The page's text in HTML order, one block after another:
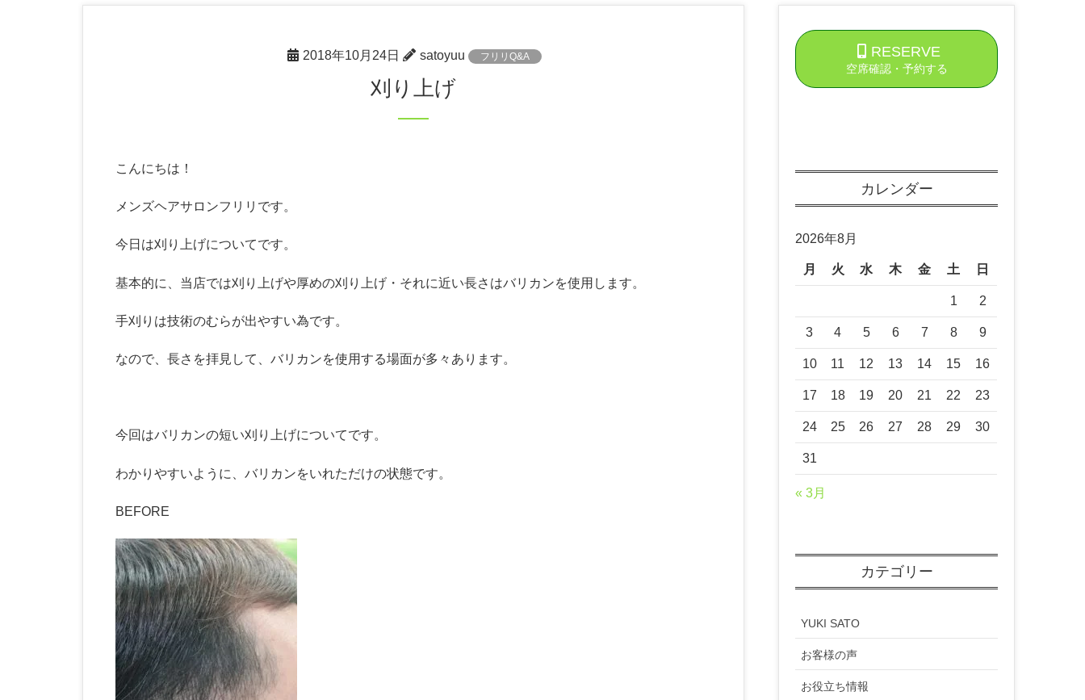
2018年10月24日 satoyuu フリリQ&A
刈り上げ
こんにちは！
メンズヘアサロンフリリです。
今日は刈り上げについてです。
基本的に、当店では刈り上げや厚めの刈り上げ・それに近い長さはバリカンを使用します。
手刈りは技術のむらが出やすい為です。
なので、長さを拝見して、バリカンを使用する場面が多々あります。
今回はバリカンの短い刈り上げについてです。
わかりやすいように、バリカンをいれただけの状態です。
BEFORE
RESERVE
空席確認・予約する
カレンダー
2026年8月
月 火 水 木 金 土 日
1 2
3 4 5 6 7 8 9
10 11 12 13 14 15 16
17 18 19 20 21 22 23
24 25 26 27 28 29 30
31
« 3月
カテゴリー
YUKI SATO
お客様の声
お役立ち情報